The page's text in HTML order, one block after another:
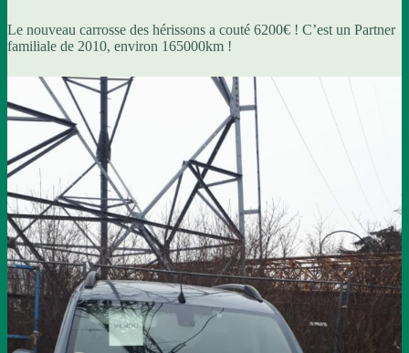
Le nouveau carrosse des hérissons a couté 6200€ ! C’est un Partner
familiale de 2010, environ 165000km !